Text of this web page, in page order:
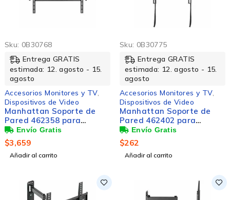
Sku: 0B30768
Entrega GRATIS
estimada: 12. agosto - 15.
agosto
Accesorios Monitores y TV
Dispositivos de Video
Manhattan Soporte de
Pared 462358 para
Pantalla 60" - 120", hasta
120kg
$3,659
Añadir al carrito
Sku: 0B30775
Entrega GRATIS
estimada: 12. agosto - 15.
agosto
Accesorios Monitores y TV
Dispositivos de Video
Manhattan Soporte de
Pared 462402 para
Pantalla 32" - 70", hasta
48kg
$262
Añadir al carrito